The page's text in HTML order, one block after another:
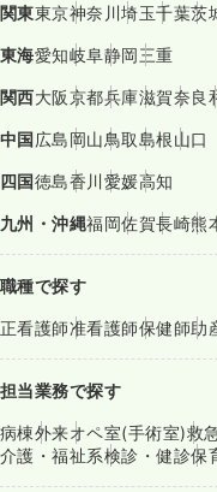
関東東京神奈川埼玉千葉茨
東海愛知岐阜静岡三重
関西大阪京都兵庫滋賀奈良
中国広島岡山鳥取島根山口
四国徳島香川愛媛高知
九州・沖縄福岡佐賀長崎熊
職種で探す
正看護師准看護師保健師助
担当業務で探す
病棟外来オペ室(手術室)救
介護・福祉系検診・健診保